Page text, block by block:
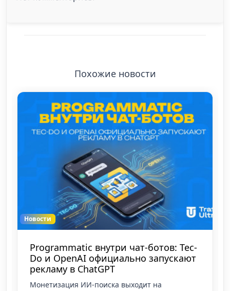
Похожие новости
Новости
OpenAI выкатывает рекламу за
конверсии в ChatGPT
Рынок давно этого ждал, и вот лед тронулся.
Времена, когда нейросети были для